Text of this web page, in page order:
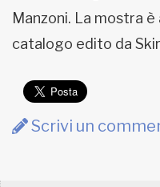
Manzoni. La mostra
catalogo edito da
Scrivi un